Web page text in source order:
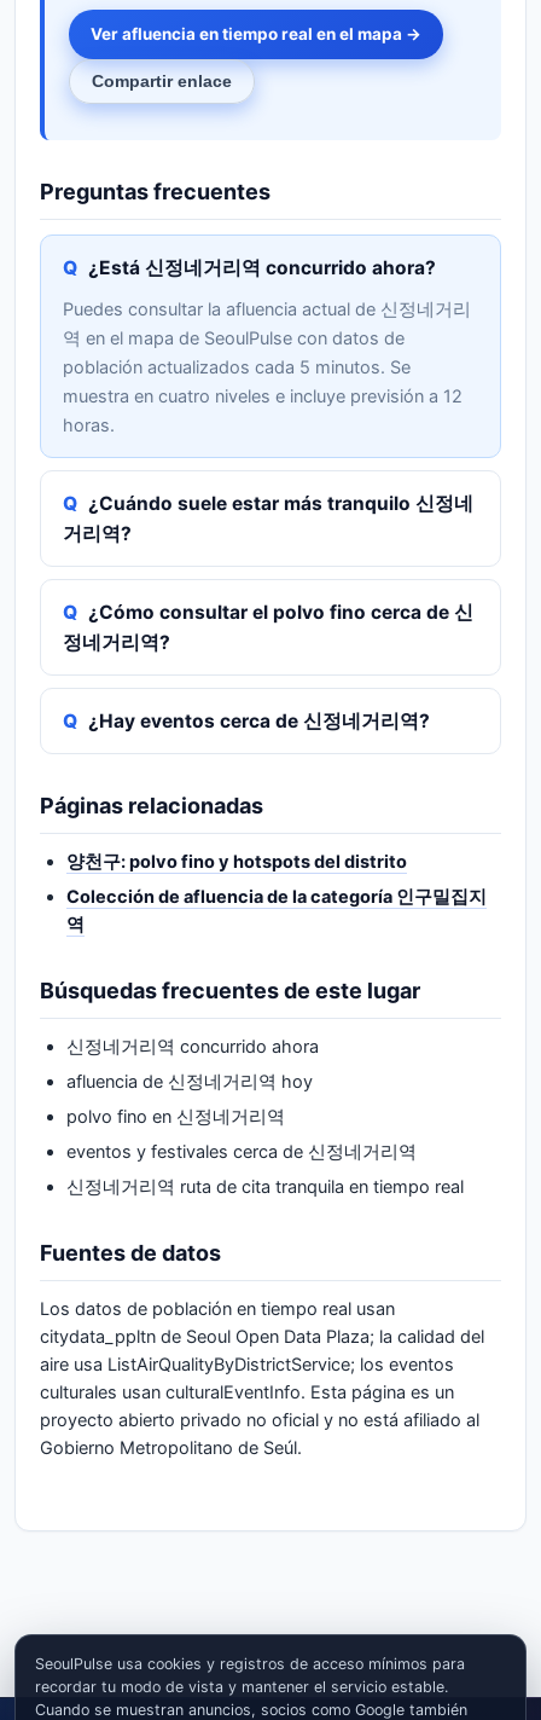
Ver afluencia en tiempo real en el mapa →
Compartir enlace
Preguntas frecuentes
¿Está 신정네거리역 concurrido ahora?
Puedes consultar la afluencia actual de 신정네거리
역 en el mapa de SeoulPulse con datos de
población actualizados cada 5 minutos. Se
muestra en cuatro niveles e incluye previsión a 12
horas.
¿Cuándo suele estar más tranquilo 신정네
거리역?
¿Cómo consultar el polvo fino cerca de 신
정네거리역?
¿Hay eventos cerca de 신정네거리역?
Páginas relacionadas
양천구: polvo fino y hotspots del distrito
Colección de afluencia de la categoría 인구밀집지
역
Búsquedas frecuentes de este lugar
신정네거리역 concurrido ahora
afluencia de 신정네거리역 hoy
polvo fino en 신정네거리역
eventos y festivales cerca de 신정네거리역
신정네거리역 ruta de cita tranquila en tiempo real
Fuentes de datos
Los datos de población en tiempo real usan
citydata_ppltn de Seoul Open Data Plaza; la calidad del
aire usa ListAirQualityByDistrictService; los eventos
culturales usan culturalEventInfo. Esta página es un
proyecto abierto privado no oficial y no está afiliado al
Gobierno Metropolitano de Seúl.
SeoulPulse usa cookies y registros de acceso mínimos para
recordar tu modo de vista y mantener el servicio estable.
Cuando se muestran anuncios, socios como Google también